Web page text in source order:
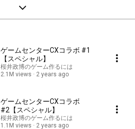
ゲームセンターCXコラボ #1
【スペシャル】
桜井政博のゲーム作るには
2.1M views
2 years ago
ゲームセンターCXコラボ
#2【スペシャル】
桜井政博のゲーム作るには
1.1M views
2 years ago